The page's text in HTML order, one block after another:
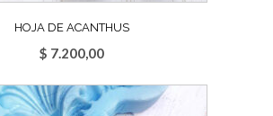
HOJA DE ACANTHUS
$ 7.200,00